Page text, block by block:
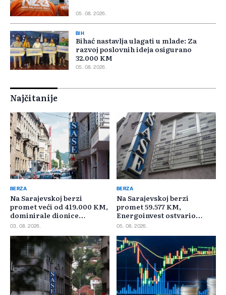
05. 08. 2026.
BIH
Bihać nastavlja ulagati u mlade: Za
razvoj poslovnih ideja osigurano
32.000 KM
05. 08. 2026.
Najčitanije
BERZA
Na Sarajevskoj berzi
promet veći od 419.000 KM,
dominirale dionice
Privredne banke Sarajevo
03. 08. 2026.
BERZA
Na Sarajevskoj berzi
promet 59.577 KM,
Energoinvest ostvario
najveći promet
05. 08. 2026.